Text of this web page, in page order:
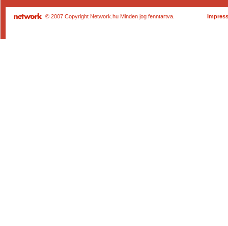
© 2007 Copyright Network.hu Minden jog fenntartva.